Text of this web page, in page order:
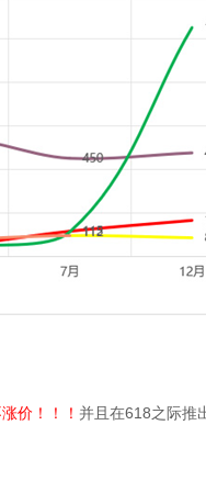
价！！！ 并且在618之际推